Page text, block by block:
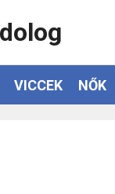
VICCEK NŐK